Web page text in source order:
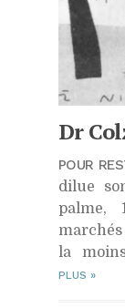
Dr
POUR
dilue
palme,
la
PLUS »